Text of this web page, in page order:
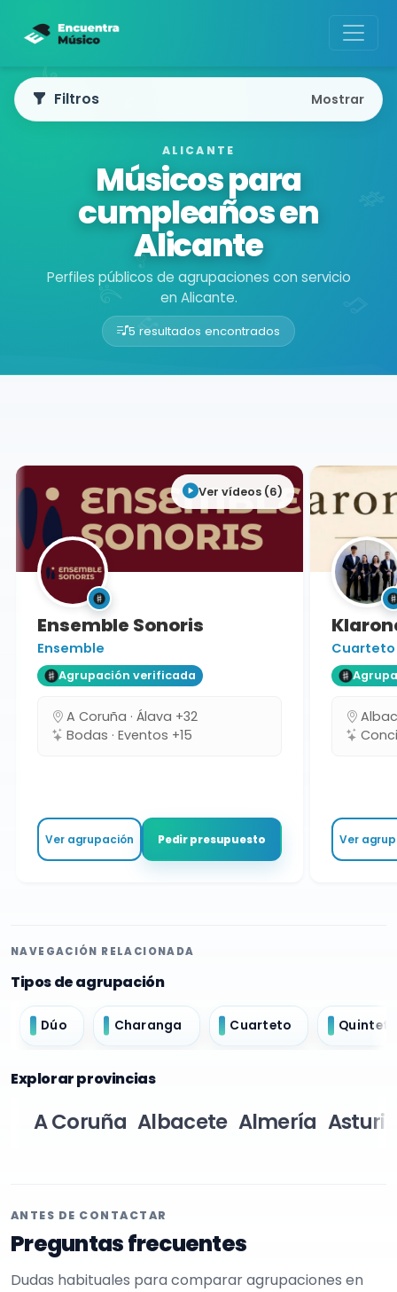
ALICANTE
Músicos para
cumpleaños en
Alicante
Perfiles públicos de agrupaciones con servicio
en Alicante.
5 resultados encontrados
Buscador de músicos
Filtros Mostrar
Ver vídeos (6)
Ensemble Sonoris
Ensemble
Agrupación verificada
A Coruña · Álava +32
Bodas · Eventos +15
Ver agrupación Pedir presupuesto
Cuarteto
Ver
NAVEGACIÓN RELACIONADA
Tipos de agrupación
Dúo Charanga Cuarteto Quinteto
Explorar provincias
A Coruña Albacete Almería
ANTES DE CONTACTAR
Preguntas frecuentes
Dudas habituales para comparar agrupaciones en